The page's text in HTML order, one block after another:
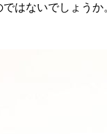
はないでしょう